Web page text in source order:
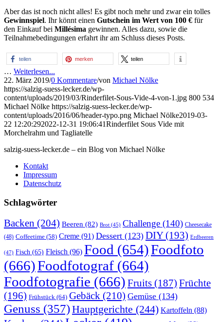
Aber das ist noch nicht alles! Es gibt noch mehr und zwar ein tolles
Gewinnspiel. Ihr könnt einen Gutschein im Wert von 100 € für
den Einkauf bei Millésima gewinnen. Alles dazu, sowie die
Teilnahmebedingungen erfahrt ihr am Schluss dieses Posts.
teilen merken teilen
… Weiterlesen...
22. März 2019/0 Kommentare/von Michael Nölke
https://salzig-suess-lecker.de/wp-
content/uploads/2019/03/Rinderfilet-Sous-Vide-4-von-1.jpg 800 534
Michael Nölke https://salzig-suess-lecker.de/wp-
content/uploads/2016/06/header-typo.png Michael Nölke2019-03-
22 12:20:292022-12-31 19:06:41Rinderfilet Sous Vide mit
Morchelrahm und Tagliatelle
salzig-suess-lecker.de – ein Blog von Michael Nölke
Kontakt
Impressum
Datenschutz
Schlagwörter
Backen (204) Beeren (82) Brot (45) Challenge (140) Cheesecake
(48) Coffeetime (58) Creme (91) Dessert (123) DIY(193) Erdbeeren
(47) Fisch (65) Fleisch (96) Food (654)Foodfoto
(666)Foodfotograf (664)
Foodfotografie (666) Fruits (187) Früchte
(196) Frühstück (64) Gebäck (210) Gemüse (134)
Genuss (357)Hauptgerichte (244) Kartoffeln (88)